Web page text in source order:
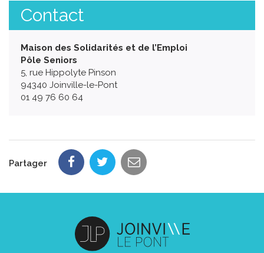
Contact
Maison des Solidarités et de l’Emploi
Pôle Seniors
5, rue Hippolyte Pinson
94340 Joinville-le-Pont
01 49 76 60 64
Partager